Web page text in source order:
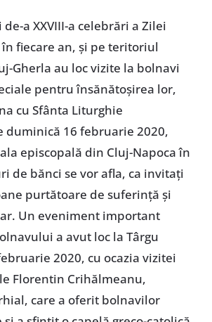
de-a XXVIII-a celebrări a Zilei
fiecare an, și pe teritoriul
Gherla au loc vizite la bolnavi
pentru însănătoșirea lor,
cu Sfânta Liturghie
duminică 16 februarie 2020,
episcopală din Cluj-Napoca în
de bănci se vor afla, ca invitați
purtătoare de suferință și
Un eveniment important
a avut loc la Târgu
2020, cu ocazia vizitei
Florentin Crihălmeanu,
care a oferit bolnavilor